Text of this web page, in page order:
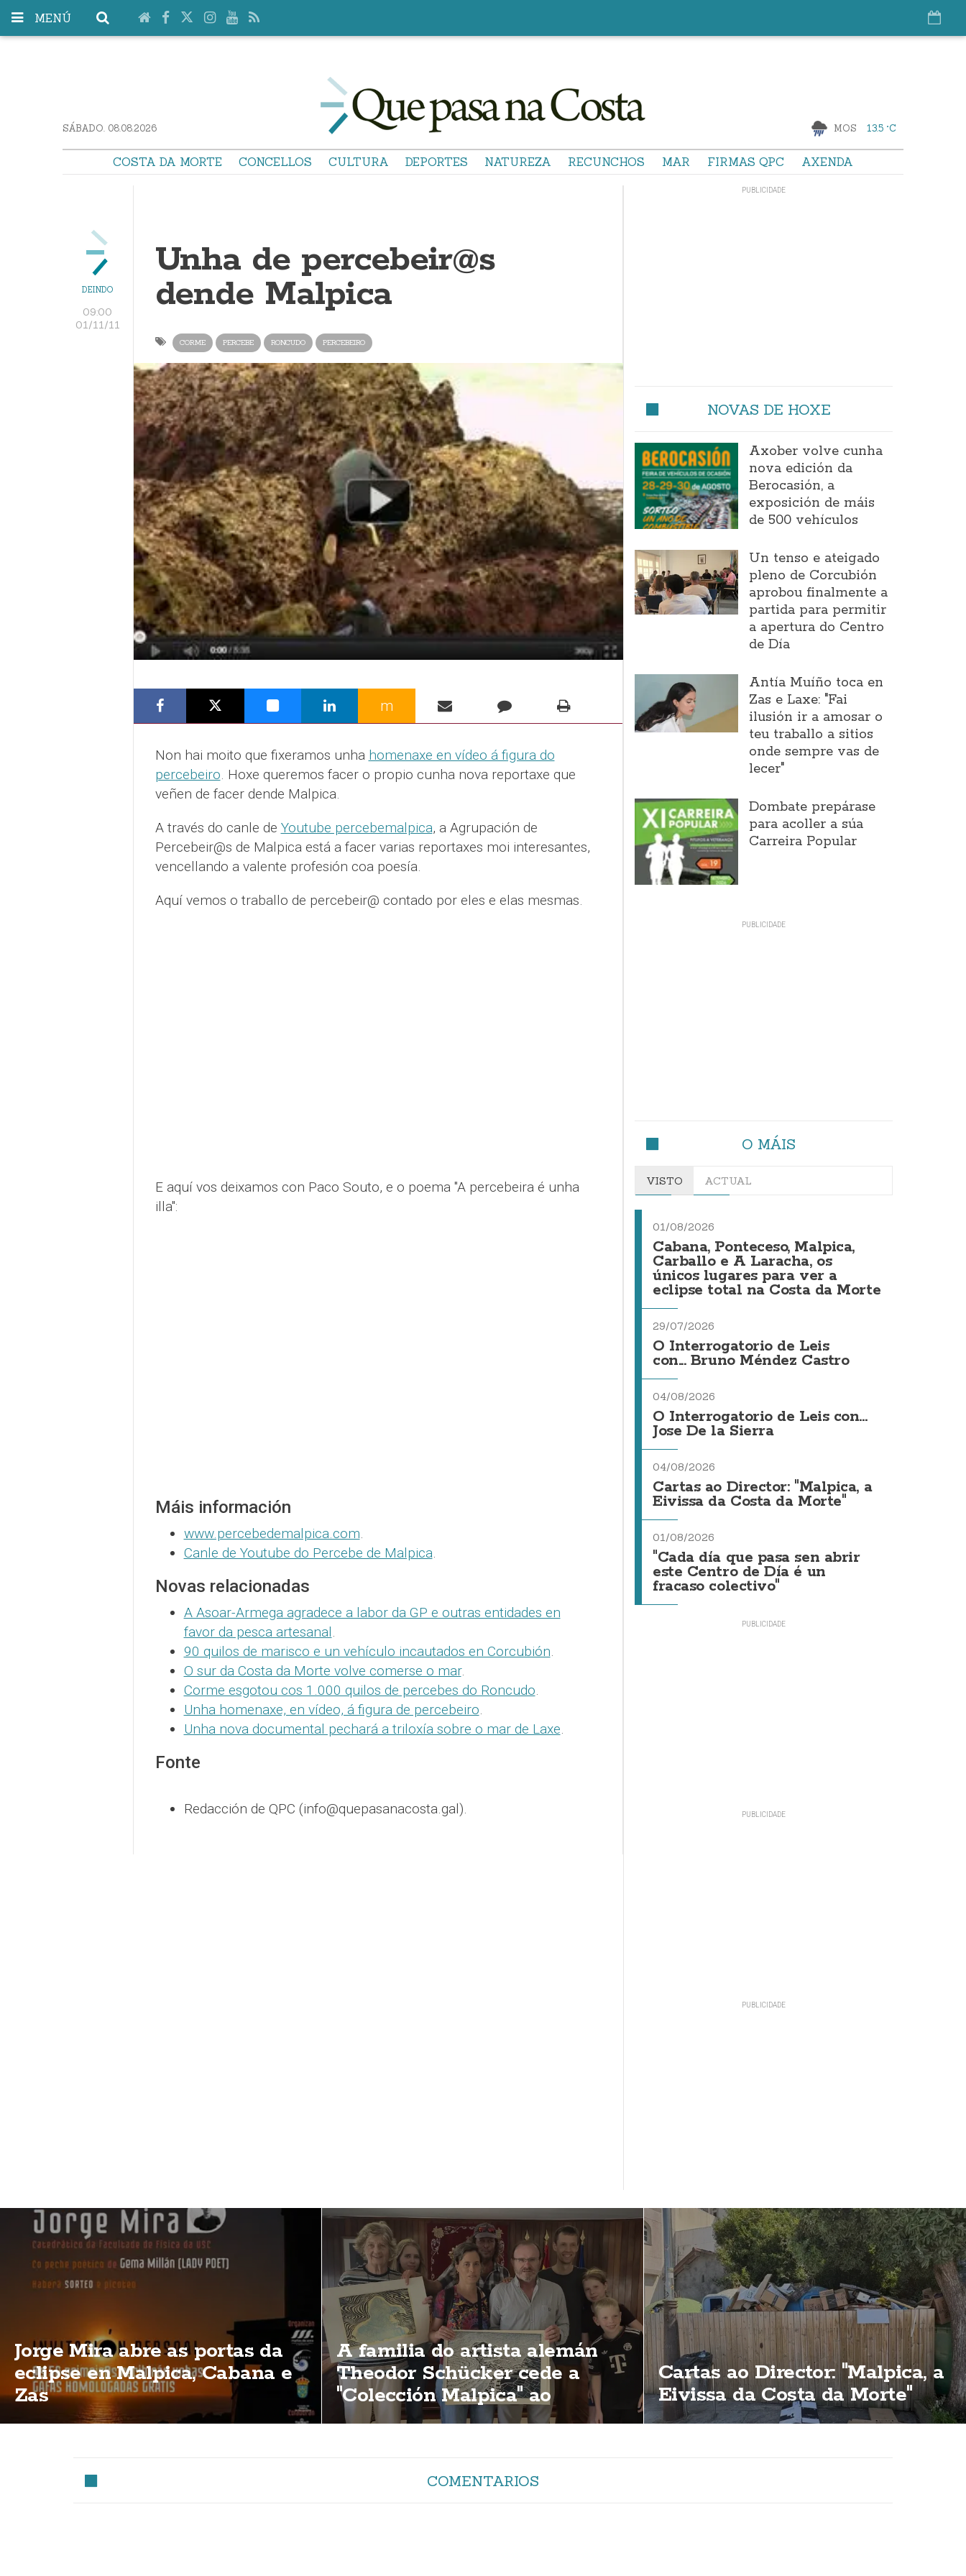
MENÚ
SÁBADO. 08.08.2026 MOS 13.5 °C
COSTA DA MORTE CONCELLOS CULTURA DEPORTES NATUREZA RECUNCHOS MAR FIRMAS QPC AXENDA
DEINDO
09:00
01/11/11
Unha de percebeir@s
dende Malpica
CORME PERCEBE RONCUDO PERCEBEIRO
m
Non hai moito que fixeramos unha homenaxe en vídeo á figura do
percebeiro. Hoxe queremos facer o propio cunha nova reportaxe que
veñen de facer dende Malpica.
A través do canle de Youtube percebemalpica, a Agrupación de
Percebeir@s de Malpica está a facer varias reportaxes moi interesantes,
vencellando a valente profesión coa poesía.
Aquí vemos o traballo de percebeir@ contado por eles e elas mesmas.
E aquí vos deixamos con Paco Souto, e o poema "A percebeira é unha
illa":
Máis información
www.percebedemalpica.com.
Canle de Youtube do Percebe de Malpica.
Novas relacionadas
A Asoar-Armega agradece a labor da GP e outras entidades en
favor da pesca artesanal.
90 quilos de marisco e un vehículo incautados en Corcubión.
O sur da Costa da Morte volve comerse o mar.
Corme esgotou cos 1.000 quilos de percebes do Roncudo.
Unha homenaxe, en vídeo, á figura de percebeiro.
Unha nova documental pechará a triloxía sobre o mar de Laxe.
Fonte
Redacción de QPC (info@quepasanacosta.gal).
NOVAS DE HOXE
Axober volve cunha
nova edición da
Berocasión, a
exposición de máis
de 500 vehículos
Un tenso e ateigado
pleno de Corcubión
aprobou finalmente a
partida para permitir
a apertura do Centro
de Día
Antía Muíño toca en
Zas e Laxe: "Fai
ilusión ir a amosar o
teu traballo a sitios
onde sempre vas de
lecer"
Dombate prepárase
para acoller a súa
Carreira Popular
O MÁIS
VISTO ACTUAL
01/08/2026
Cabana, Ponteceso, Malpica,
Carballo e A Laracha, os
únicos lugares para ver a
eclipse total na Costa da Morte
29/07/2026
O Interrogatorio de Leis
con... Bruno Méndez Castro
04/08/2026
O Interrogatorio de Leis con...
Jose De la Sierra
04/08/2026
Cartas ao Director: "Malpica, a
Eivissa da Costa da Morte"
01/08/2026
"Cada día que pasa sen abrir
este Centro de Día é un
fracaso colectivo"
Jorge Mira abre as portas da
eclipse en Malpica, Cabana e
Zas
A familia do artista alemán
Theodor Schücker cede a
"Colección Malpica" ao
concello malpicán
Cartas ao Director: "Malpica, a
Eivissa da Costa da Morte"
COMENTARIOS